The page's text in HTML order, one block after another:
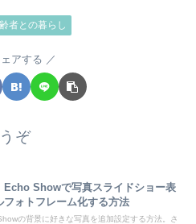
者との暮らし
アする
ぞ
Echo Showで写真スライドショー表
フォトフレーム化する方法
の背景に好きな写真を追加設定する方法。さ